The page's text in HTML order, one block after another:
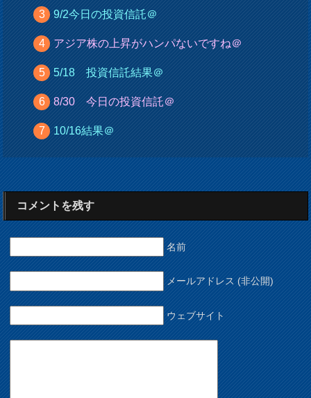
9/2今日の投資信託＠
アジア株の上昇がハンパないですね＠
5/18 投資信託結果＠
8/30 今日の投資信託＠
10/16結果＠
コメントを残す
名前
メールアドレス (非公開)
ウェブサイト